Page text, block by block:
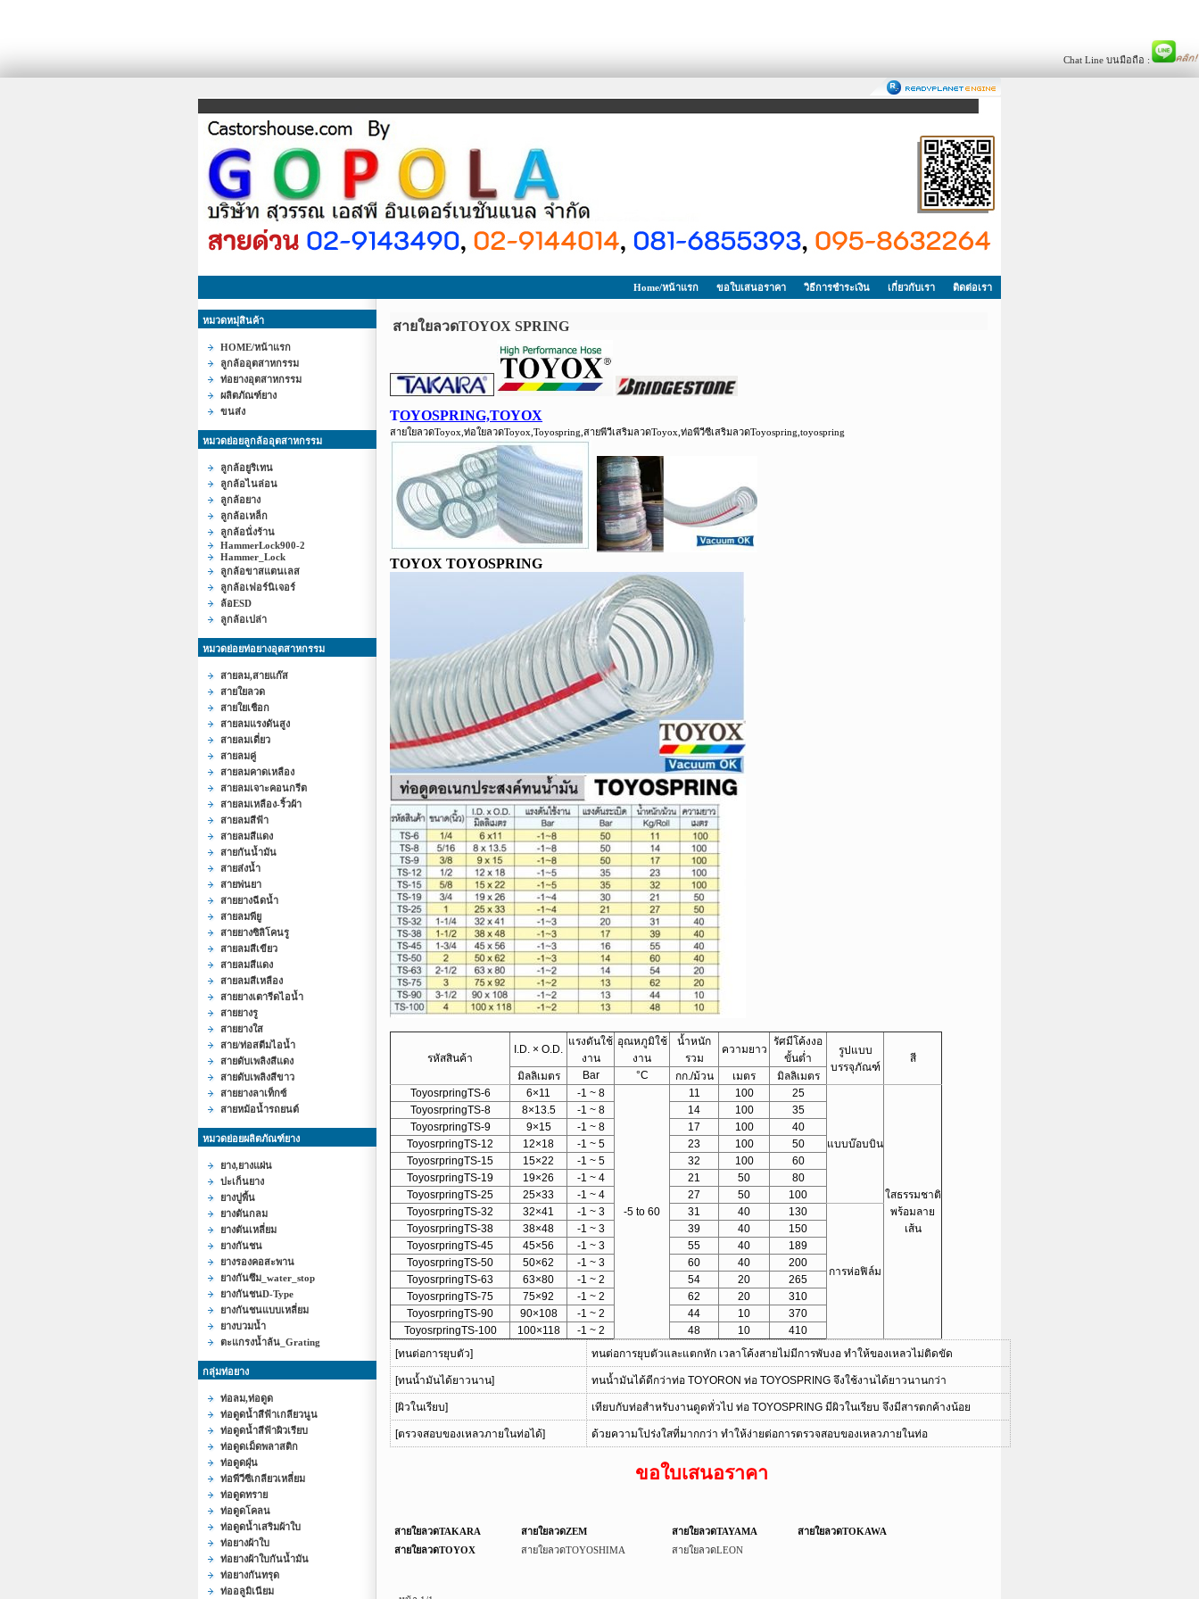
Chat Line บนมือถือ :
Home/หน้าแรก ขอใบเสนอราคา วิธีการชำระเงิน เกี่ยวกับเรา ติดต่อเรา
หมวดหมุ่สินค้า
HOME/หน้าแรก
ลูกล้ออุตสาหกรรม
ท่อยางอุตสาหกรรม
ผลิตภัณฑ์ยาง
ขนส่ง
หมวดย่อยลูกล้ออุตสาหกรรม
ลูกล้อยูริเทน
ลูกล้อไนล่อน
ลูกล้อยาง
ลูกล้อเหล็ก
ลูกล้อนั่งร้าน
HammerLock900-2
Hammer_Lock
ลูกล้อขาสแตนเลส
ลูกล้อเฟอร์นิเจอร์
ล้อESD
ลูกล้อเปล่า
หมวดย่อยท่อยางอุตสาหกรรม
สายลม,สายแก๊ส
สายใยลวด
สายใยเชือก
สายลมแรงดันสูง
สายลมเดี่ยว
สายลมคู่
สายลมคาดเหลือง
สายลมเจาะคอนกรีต
สายลมเหลือง-ริ้วผ้า
สายลมสีฟ้า
สายลมสีแดง
สายกันน้ำมัน
สายส่งน้ำ
สายพ่นยา
สายยางฉีดน้ำ
สายลมพียู
สายยางซิลิโคนรู
สายลมสีเขียว
สายลมสีแดง
สายลมสีเหลือง
สายยางเตารีดไอน้ำ
สายยางรู
สายยางใส
สาย/ท่อสตีมไอน้ำ
สายดับเพลิงสีแดง
สายดับเพลิงสีขาว
สายยางลาเท็กซ์
สายหม้อน้ำรถยนต์
หมวดย่อยผลิตภัณฑ์ยาง
ยาง,ยางแผ่น
ปะเก็นยาง
ยางปูพื้น
ยางตันกลม
ยางตันเหลี่ยม
ยางกันชน
ยางรองคอสะพาน
ยางกันซึม_water_stop
ยางกันชนD-Type
ยางกันชนแบบเหลี่ยม
ยางบวมน้ำ
ตะแกรงน้ำล้น_Grating
กลุ่มท่อยาง
ท่อลม,ท่อดูด
ท่อดูดน้ำสีฟ้าเกลียวนูน
ท่อดูดน้ำสีฟ้าผิวเรียบ
ท่อดูดเม็ดพลาสติก
ท่อดูดฝุ่น
ท่อพีวีซีเกลียวเหลี่ยม
ท่อดูดทราย
ท่อดูดโคลน
ท่อดูดน้ำเสริมผ้าใบ
ท่อยางผ้าใบ
ท่อยางผ้าใบกันน้ำมัน
ท่อยางกันทรุด
ท่ออลูมิเนียม
สายใยลวดTOYOX SPRING
TOYOSPRING,TOYOX
สายใยลวดToyox,ท่อใยลวดToyox,Toyospring,สายพีวีเสริมลวดToyox,ท่อพีวีซีเสริมลวดToyospring,toyospring
TOYOX TOYOSPRING
รหัสสินค้า
I.D. × O.D.
แรงดันใช้
งาน
อุณหภูมิใช้
งาน
น้ำหนัก
รวม
ความยาว
รัศมีโค้งงอ
ขั้นต่ำ
รูปแบบ
บรรจุภัณฑ์
สี
มิลลิเมตร
Bar °C กก./ม้วน เมตร
มิลลิเมตร
ToyosrpringTS-6
6×11 -1 ~ 8
-5 to 60
11 100 25
แบบบ๊อบบิน
ใสธรรมชาติ
พร้อมลาย
เส้น
ToyosrpringTS-8 8×13.5 -1 ~ 8 14 100
35
ToyosrpringTS-9
9×15 -1 ~ 8 17 100
40
ToyosrpringTS-12
12×18 -1 ~ 5 23 100
50
ToyosrpringTS-15
15×22 -1 ~ 5 32 100
60
ToyosrpringTS-19
19×26 -1 ~ 4 21 50
80
ToyosrpringTS-25
25×33 -1 ~ 4 27 50
100
ToyosrpringTS-32
32×41 -1 ~ 3 31 40 130
การห่อฟิล์ม
ToyosrpringTS-38 38×48 -1 ~ 3 39 40
150
ToyosrpringTS-45
45×56 -1 ~ 3 55 40
189
ToyosrpringTS-50
50×62 -1 ~ 3 60 40
200
ToyosrpringTS-63
63×80 -1 ~ 2 54 20
265
ToyosrpringTS-75
75×92 -1 ~ 2 62 20
310
ToyosrpringTS-90
90×108 -1 ~ 2 44 10
370
ToyosrpringTS-100
100×118 -1 ~ 2 48 10
410
[ทนต่อการยุบตัว]
ทนต่อการยุบตัวและแตกหัก เวลาโค้งสายไม่มีการพับงอ ทำให้ของเหลวไม่ติดขัด
[ทนน้ำมันได้ยาวนาน] ทนน้ำมันได้ดีกว่าท่อ TOYORON ท่อ TOYOSPRING จึงใช้งานได้ยาวนานกว่า
[ผิวในเรียบ] เทียบกับท่อสำหรับงานดูดทั่วไป ท่อ TOYOSPRING มีผิวในเรียบ จึงมีสารตกค้างน้อย
[ตรวจสอบของเหลวภายในท่อได้] ด้วยความโปร่งใสที่มากกว่า ทำให้ง่ายต่อการตรวจสอบของเหลวภายในท่อ
ขอใบเสนอราคา
สายใยลวดTAKARA สายใยลวดZEM สายใยลวดTAYAMA
สายใยลวดTOKAWA
สายใยลวดTOYOX
สายใยลวดTOYOSHIMA สายใยลวดLEON